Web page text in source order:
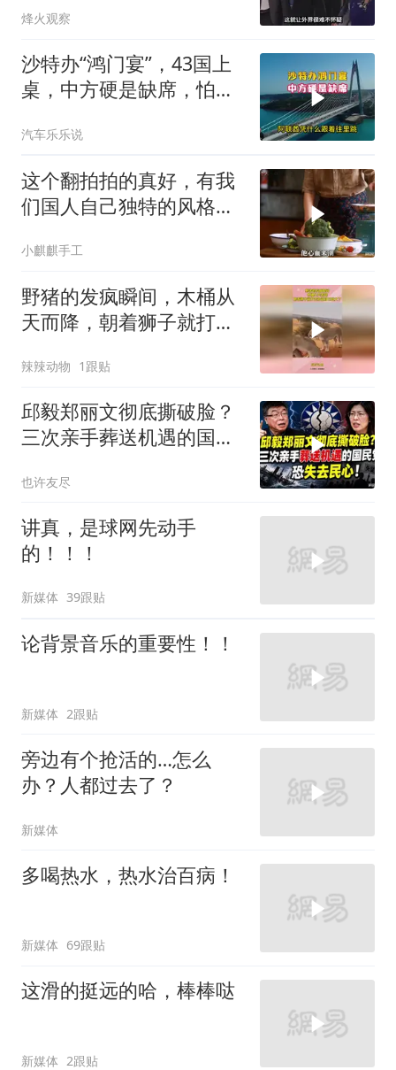
烽火观察
沙特办“鸿门宴”，43国上
桌，中方硬是缺席，怕得
汽车乐乐说
这个翻拍拍的真好，有我
们国人自己独特的风格魅
小麒麒手工
野猪的发疯瞬间，木桶从
天而降，朝着狮子就打去
辣辣动物 1跟贴
邱毅郑丽文彻底撕破脸？
三次亲手葬送机遇的国民
也许友尽
讲真，是球网先动手
的！！！
新媒体 39跟贴
论背景音乐的重要性！！
新媒体 2跟贴
旁边有个抢活的…怎么
办？人都过去了？
新媒体
多喝热水，热水治百病！
新媒体 69跟贴
这滑的挺远的哈，棒棒哒
新媒体 2跟贴